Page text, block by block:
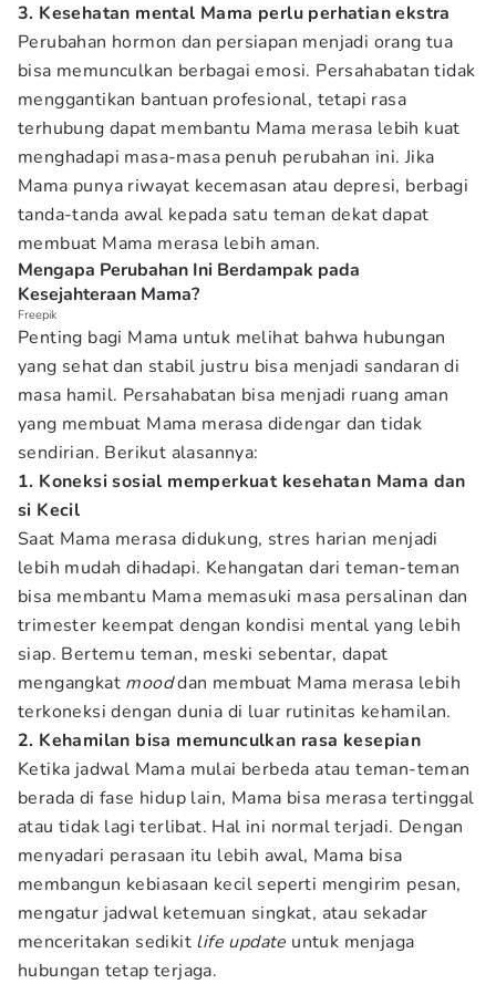
3. Kesehatan mental Mama perlu perhatian ekstra
Perubahan hormon dan persiapan menjadi orang tua
bisa memunculkan berbagai emosi. Persahabatan tidak
menggantikan bantuan profesional, tetapi rasa
terhubung dapat membantu Mama merasa lebih kuat
menghadapi masa-masa penuh perubahan ini. Jika
Mama punya riwayat kecemasan atau depresi, berbagi
tanda-tanda awal kepada satu teman dekat dapat
membuat Mama merasa lebih aman.
Mengapa Perubahan Ini Berdampak pada
Kesejahteraan Mama?
Freepik
Penting bagi Mama untuk melihat bahwa hubungan
yang sehat dan stabil justru bisa menjadi sandaran di
masa hamil. Persahabatan bisa menjadi ruang aman
yang membuat Mama merasa didengar dan tidak
sendirian. Berikut alasannya:
1. Koneksi sosial memperkuat kesehatan Mama dan
si Kecil
Saat Mama merasa didukung, stres harian menjadi
lebih mudah dihadapi. Kehangatan dari teman-teman
bisa membantu Mama memasuki masa persalinan dan
trimester keempat dengan kondisi mental yang lebih
siap. Bertemu teman, meski sebentar, dapat
mengangkat mooddan membuat Mama merasa lebih
terkoneksi dengan dunia di luar rutinitas kehamilan.
2. Kehamilan bisa memunculkan rasa kesepian
Ketika jadwal Mama mulai berbeda atau teman-teman
berada di fase hidup lain, Mama bisa merasa tertinggal
atau tidak lagi terlibat. Hal ini normal terjadi. Dengan
menyadari perasaan itu lebih awal, Mama bisa
membangun kebiasaan kecil seperti mengirim pesan,
mengatur jadwal ketemuan singkat, atau sekadar
menceritakan sedikit life update untuk menjaga
hubungan tetap terjaga.